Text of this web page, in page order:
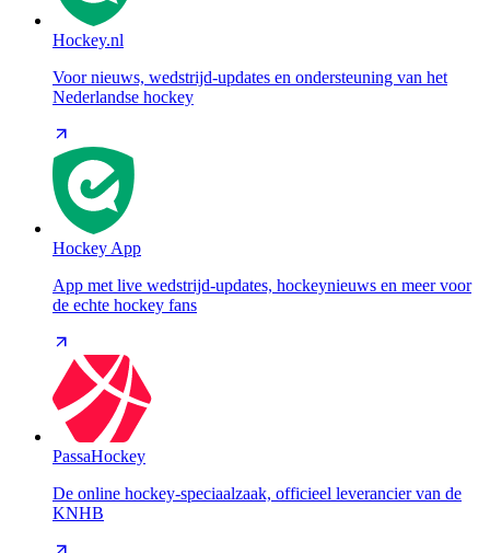
Hockey.nl
Voor nieuws, wedstrijd-updates en ondersteuning van het
Nederlandse hockey
Hockey App
App met live wedstrijd-updates, hockeynieuws en meer voor
de echte hockey fans
PassaHockey
De online hockey-speciaalzaak, officieel leverancier van de
KNHB